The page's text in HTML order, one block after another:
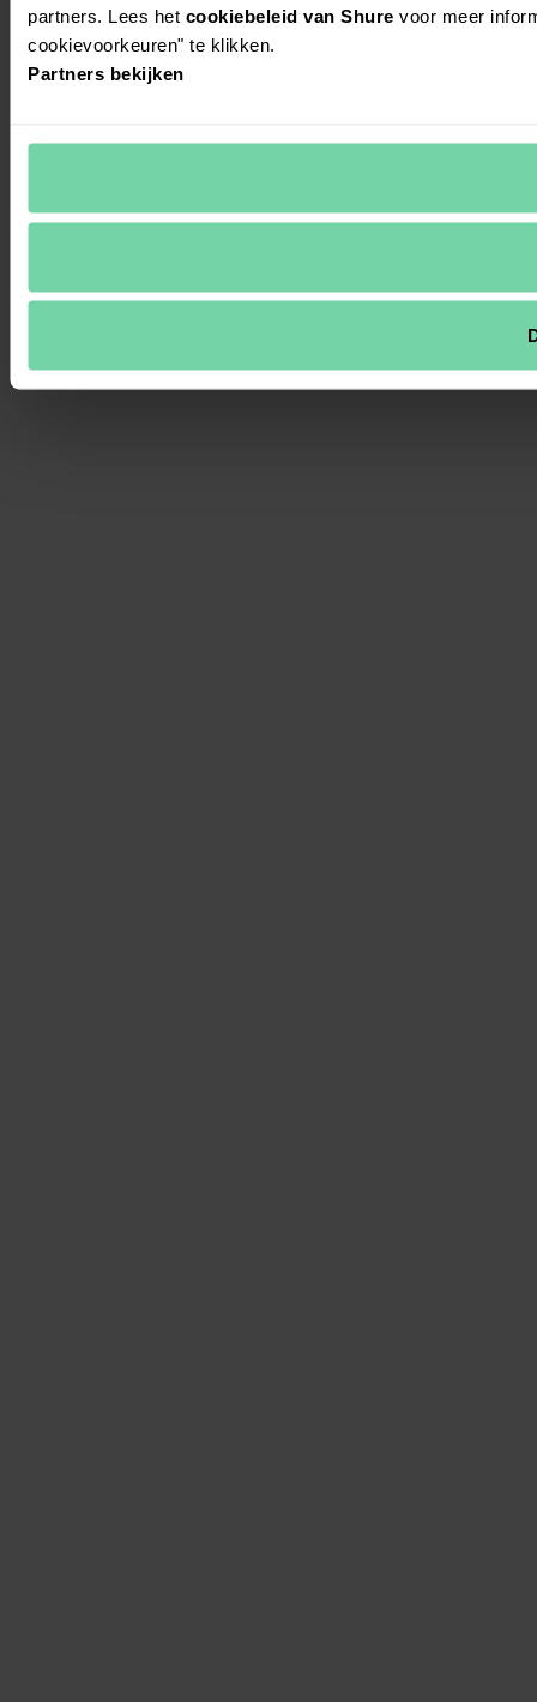
partners. Lees het cookiebeleid van Shure voor meer
cookievoorkeuren" te klikken.
Partners bekijken